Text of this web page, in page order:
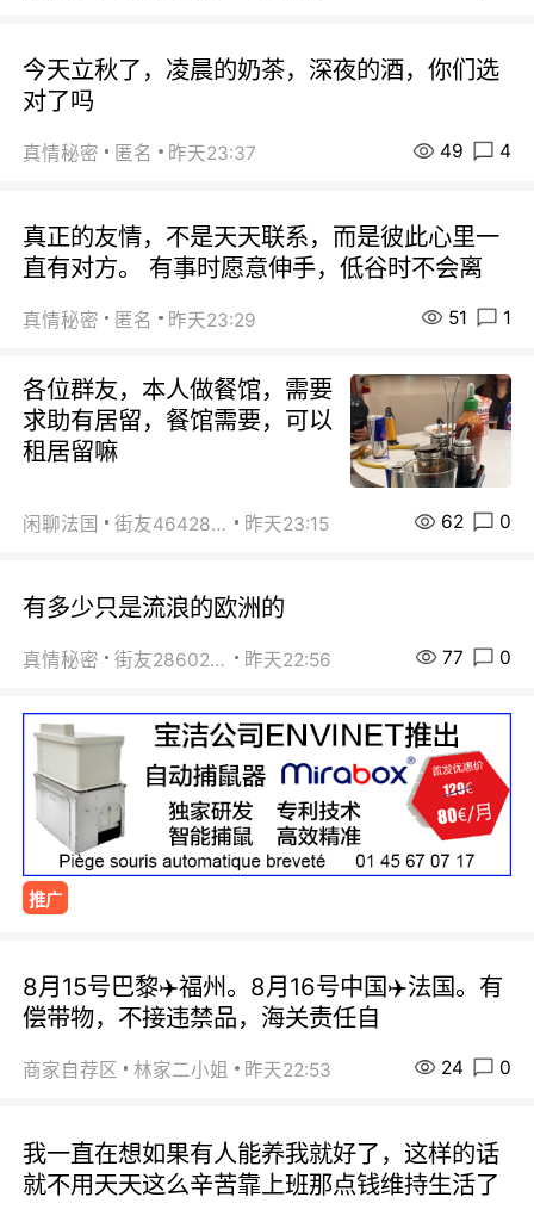
今天立秋了，凌晨的奶茶，深夜的酒，你们选
对了吗
真情秘密 匿名 昨天23:37 49 4
真正的友情，不是天天联系，而是彼此心里一
直有对方。 有事时愿意伸手，低谷时不会离
真情秘密 匿名 昨天23:29 51 1
各位群友，本人做餐馆，需要
求助有居留，餐馆需要，可以
租居留嘛
闲聊法国 街友46428878 昨天23:15 62 0
有多少只是流浪的欧洲的
真情秘密 街友28602925 昨天22:56 77 0
推广
8月15号巴黎✈️福州。8月16号中国✈️法国。有
偿带物，不接违禁品，海关责任自
商家自荐区 林家二小姐 昨天22:53 24 0
我一直在想如果有人能养我就好了，这样的话
就不用天天这么辛苦靠上班那点钱维持生活了